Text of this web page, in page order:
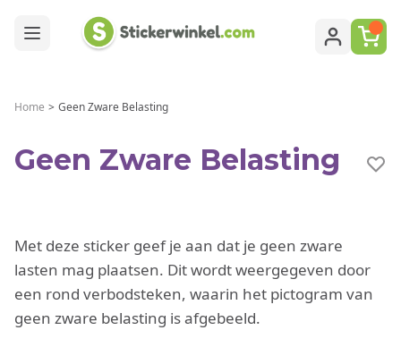
Home > Geen Zware Belasting
Geen Zware Belasting
Met deze sticker geef je aan dat je geen zware
lasten mag plaatsen. Dit wordt weergegeven door
een rond verbodsteken, waarin het pictogram van
geen zware belasting is afgebeeld.